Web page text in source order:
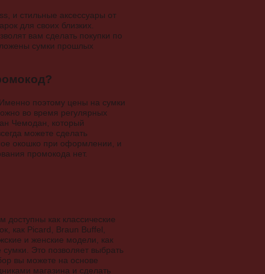
и стильные аксессуары от
для своих близких.
вам сделать покупки по
сумки прошлых
поэтому цены на сумки
во время регулярных
Чемодан, который
можете сделать
окошко при оформлении, и
промокода нет.
как классические
как Picard, Braun Buffel,
и женские модели, как
Это позволяет выбрать
вы можете на основе
магазина и сделать